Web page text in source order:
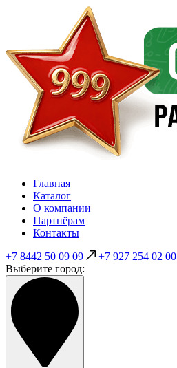
Главная
Каталог
О компании
Партнёрам
Контакты
+7 8442 50 09 09
+7 927 254 02 00
Выберите город: